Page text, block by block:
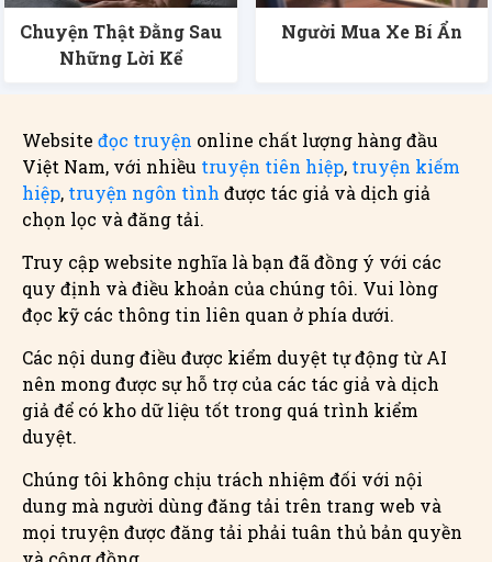
Chuyện Thật Đằng Sau
Những Lời Kể
Người Mua Xe Bí Ẩn
Website đọc truyện online chất lượng hàng đầu
Việt Nam, với nhiều truyện tiên hiệp, truyện kiếm
hiệp, truyện ngôn tình được tác giả và dịch giả
chọn lọc và đăng tải.
Truy cập website nghĩa là bạn đã đồng ý với các
quy định và điều khoản của chúng tôi. Vui lòng
đọc kỹ các thông tin liên quan ở phía dưới.
Các nội dung điều được kiểm duyệt tự động từ AI
nên mong được sự hỗ trợ của các tác giả và dịch
giả để có kho dữ liệu tốt trong quá trình kiểm
duyệt.
Chúng tôi không chịu trách nhiệm đối với nội
dung mà người dùng đăng tải trên trang web và
mọi truyện được đăng tải phải tuân thủ bản quyền